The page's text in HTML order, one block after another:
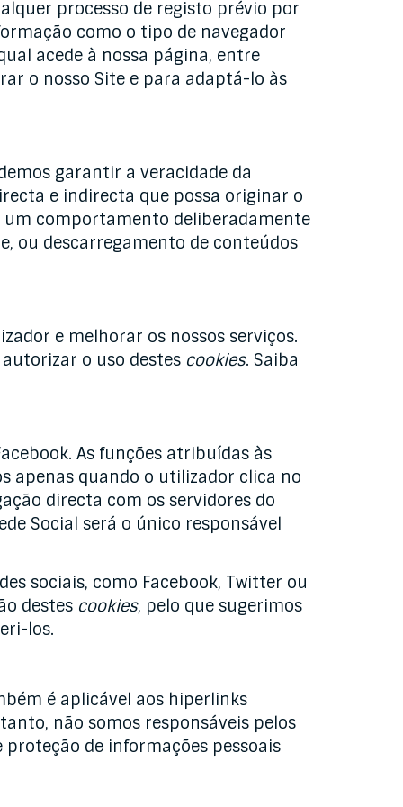
processo de registo prévio por
como o tipo de navegador
acede à nossa página, entre
o nosso Site e para adaptá-lo às
garantir a veracidade da
e indirecta que possa originar o
um comportamento deliberadamente
ou descarregamento de conteúdos
e melhorar os nossos serviços.
o uso destes cookies. Saiba
As funções atribuídas às
apenas quando o utilizador clica no
directa com os servidores do
Social será o único responsável
sociais, como Facebook, Twitter ou
destes cookies, pelo que sugerimos
los.
é aplicável aos hiperlinks
não somos responsáveis pelos
de informações pessoais